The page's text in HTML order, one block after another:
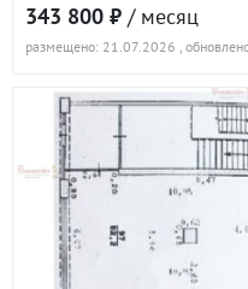
343 800 ₽ / месяц
размещено: 21.07.2026 ,